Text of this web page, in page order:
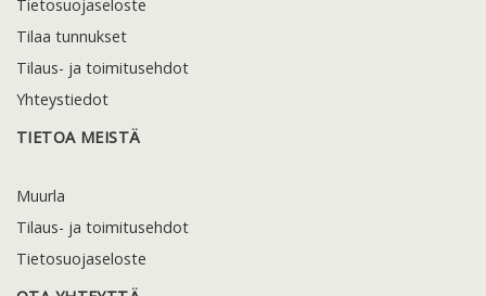
Tietosuojaseloste
Tilaa tunnukset
Tilaus- ja toimitusehdot
Yhteystiedot
TIETOA MEISTÄ
Muurla
Tilaus- ja toimitusehdot
Tietosuojaseloste